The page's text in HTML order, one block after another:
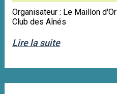
Organisateur : Le Maillon d'Or
Club des Aînés
Lire la suite